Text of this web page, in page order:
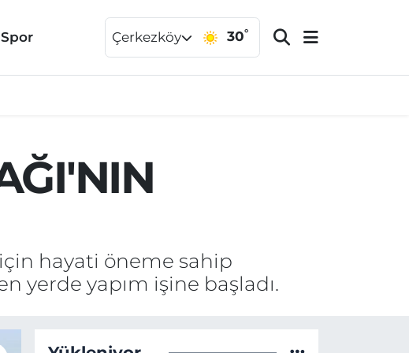
Spor Çerkezköy 30°
hayati öneme sahip
yerde yapım işine başladı.